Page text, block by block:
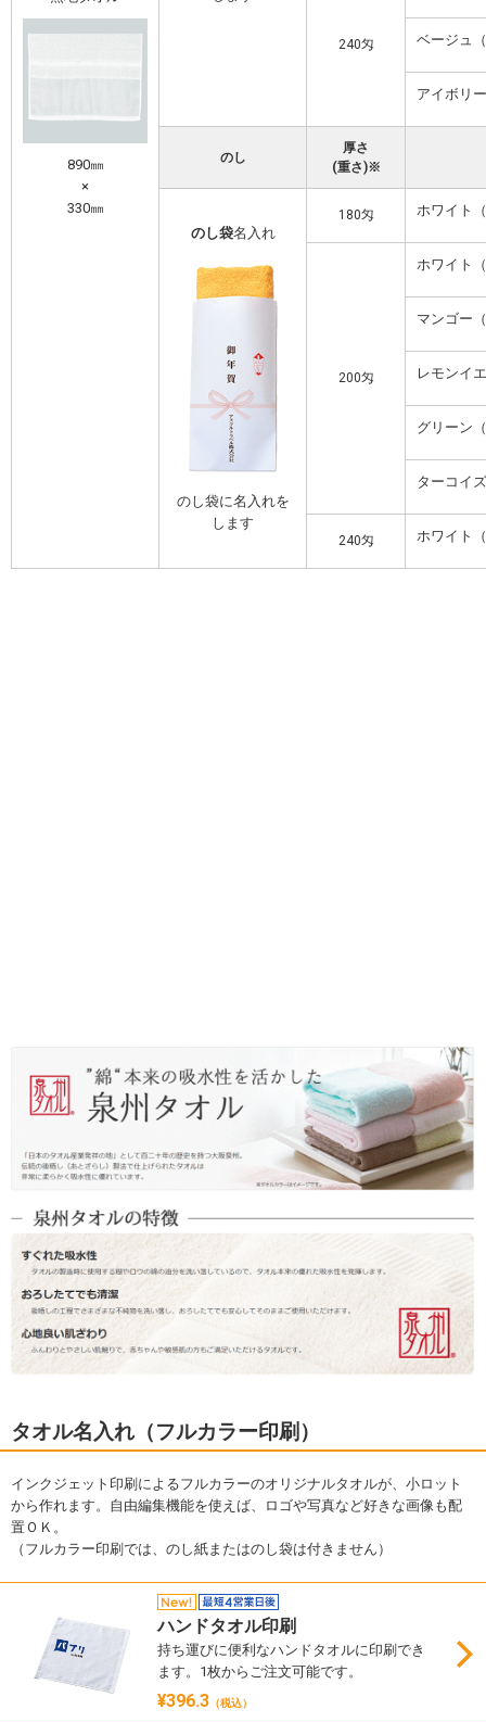
890㎜
×
330㎜
240匁 ベージュ
アイボリ
のし
厚さ
(重さ)※
のし袋名入れ
のし袋に名入れを
します
180匁 ホワイト
200匁
ホワイト
マンゴー
レモンイ
グリーン
ターコイ
240匁 ホワイト
タオル名入れ（フルカラー印刷）
インクジェット印刷によるフルカラーのオリジナルタオルが、小ロット
から作れます。自由編集機能を使えば、ロゴや写真など好きな画像も配
置ＯＫ。
（フルカラー印刷では、のし紙またはのし袋は付きません）
ハンドタオル印刷
持ち運びに便利なハンドタオルに印刷でき
ます。1枚からご注文可能です。
¥396.3 （税込）